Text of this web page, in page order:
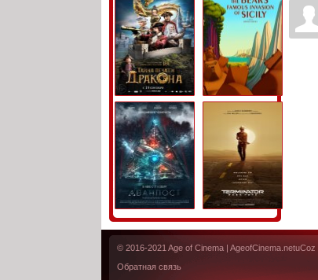
© 2016-2021 Age of Cinema| AgeofCinema.netuCoz
Обратная связь